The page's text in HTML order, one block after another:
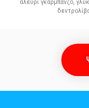
αλεύρι γκαρμπάνζο,